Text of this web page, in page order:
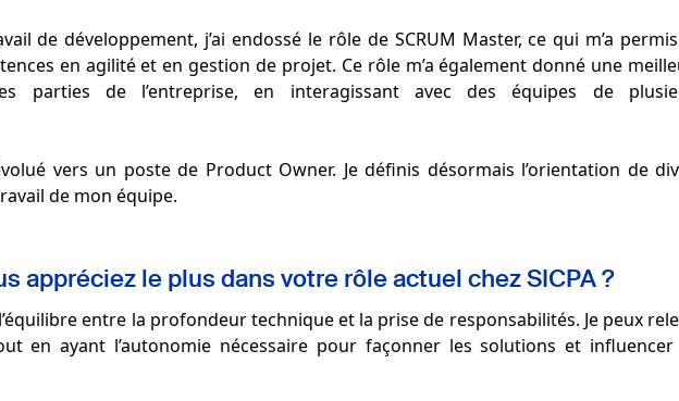
de développement, j’ai endossé le rôle de SCRUM Master, ce qui m’a
en agilité et en gestion de projet. Ce rôle m’a également donné une
parties de l’entreprise, en interagissant avec des équipes de
vers un poste de Product Owner. Je définis désormais l’orientation de
de mon équipe.
appréciez le plus dans votre rôle actuel chez SICPA ?
entre la profondeur technique et la prise de responsabilités. Je peux
en ayant l’autonomie nécessaire pour façonner les solutions et influencer